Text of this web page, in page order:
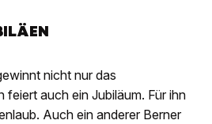
nicht nur das
feiert auch ein Jubiläum. Für ihn
Auch ein anderer Berner